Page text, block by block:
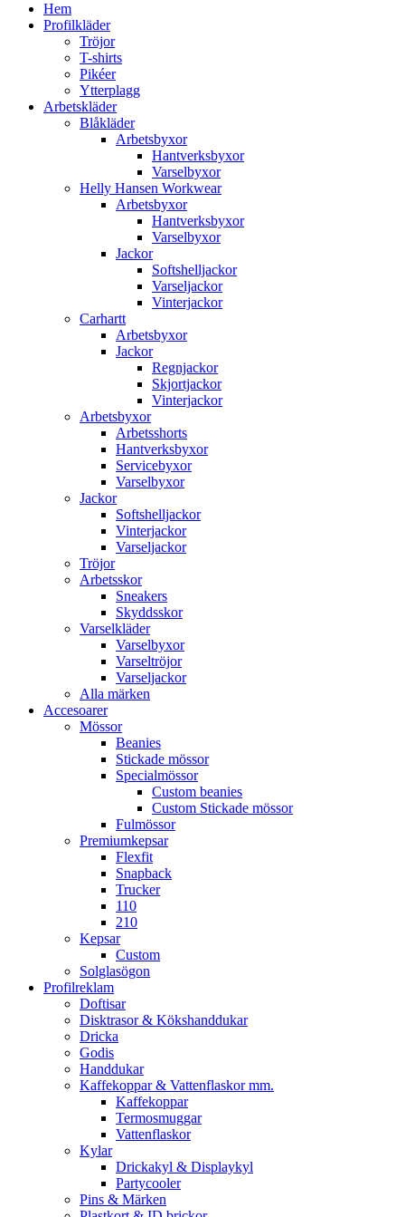
Hem
Profilkläder
Tröjor
T-shirts
Pikéer
Ytterplagg
Arbetskläder
Blåkläder
Arbetsbyxor
Hantverksbyxor
Varselbyxor
Helly Hansen Workwear
Arbetsbyxor
Hantverksbyxor
Varselbyxor
Jackor
Softshelljackor
Varseljackor
Vinterjackor
Carhartt
Arbetsbyxor
Jackor
Regnjackor
Skjortjackor
Vinterjackor
Arbetsbyxor
Arbetsshorts
Hantverksbyxor
Servicebyxor
Varselbyxor
Jackor
Softshelljackor
Vinterjackor
Varseljackor
Tröjor
Arbetsskor
Sneakers
Skyddsskor
Varselkläder
Varselbyxor
Varseltröjor
Varseljackor
Alla märken
Accesoarer
Mössor
Beanies
Stickade mössor
Specialmössor
Custom beanies
Custom Stickade mössor
Fulmössor
Premiumkepsar
Flexfit
Snapback
Trucker
110
210
Kepsar
Custom
Solglasögon
Profilreklam
Doftisar
Disktrasor & Kökshanddukar
Dricka
Godis
Handdukar
Kaffekoppar & Vattenflaskor mm.
Kaffekoppar
Termosmuggar
Vattenflaskor
Kylar
Drickakyl & Displaykyl
Partycooler
Pins & Märken